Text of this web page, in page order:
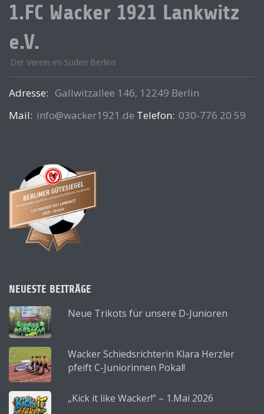
1.FC Wacker 1921 Lankwitz
e.V.
Der Verein im Süden Berlins
Adresse: Gallwitzallee 146, 12249 Berlin
Mail: info@wacker1921.de Telefon: 030-776 20 59
NEUESTE BEITRÄGE
Neue Trikots für unsere D-Junioren
Wacker Schiedsrichterin Klara Herzler
pfeift C-Juniorinnen Pokal!
„Kick it like Wacker!“ – 1.Mai 2026